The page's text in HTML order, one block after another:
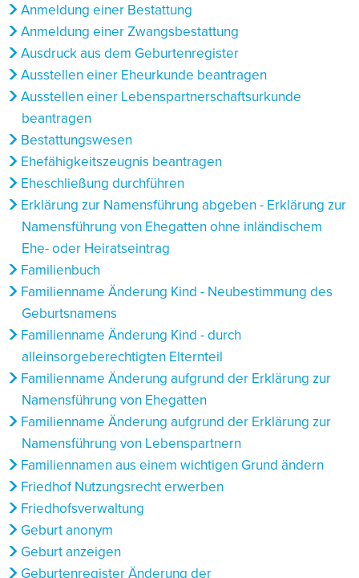
Anmeldung einer Bestattung
Anmeldung einer Zwangsbestattung
Ausdruck aus dem Geburtenregister
Ausstellen einer Eheurkunde beantragen
Ausstellen einer Lebenspartnerschaftsurkunde
beantragen
Bestattungswesen
Ehefähigkeitszeugnis beantragen
Eheschließung durchführen
Erklärung zur Namensführung abgeben - Erklärung zur
Namensführung von Ehegatten ohne inländischem
Ehe- oder Heiratseintrag
Familienbuch
Familienname Änderung Kind - Neubestimmung des
Geburtsnamens
Familienname Änderung Kind - durch
alleinsorgeberechtigten Elternteil
Familienname Änderung aufgrund der Erklärung zur
Namensführung von Ehegatten
Familienname Änderung aufgrund der Erklärung zur
Namensführung von Lebenspartnern
Familiennamen aus einem wichtigen Grund ändern
Friedhof Nutzungsrecht erwerben
Friedhofsverwaltung
Geburt anonym
Geburt anzeigen
Geburtenregister Änderung der